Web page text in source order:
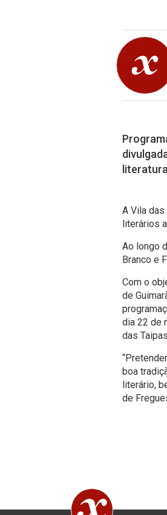
A Vila
literários
Ao longo
Branco e
Com o
de
dia 22 de
das
boa
literário,
de